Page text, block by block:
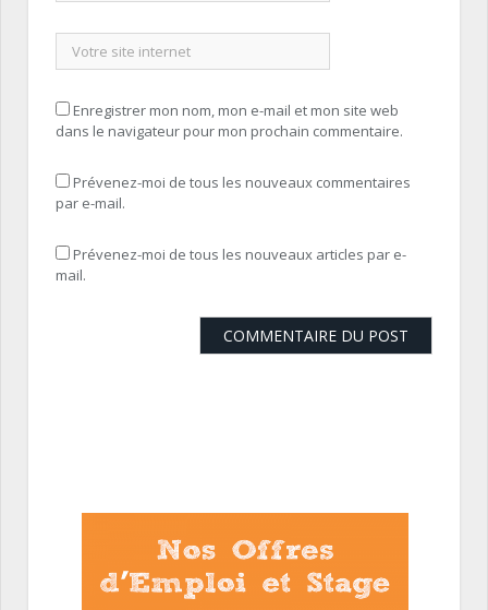
Enregistrer mon nom, mon e-mail et mon site web
dans le navigateur pour mon prochain commentaire.
Prévenez-moi de tous les nouveaux commentaires
par e-mail.
Prévenez-moi de tous les nouveaux articles par e-
mail.